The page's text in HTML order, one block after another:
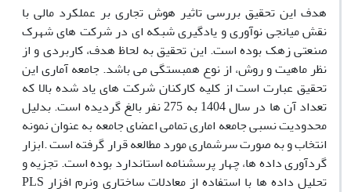
هدف این تحقیق بررسی تاثیر هوش تجاری بر عملکرد مالی با
نقش میانجی نوآوری و یادگیری شبکه ای در شرکت های شهرک
صنعتی زهک بوده است. این تحقیق به لحاظ هدف، کاربردی و از
نظر ماهیت و روش، از نوع همبستگی می باشد. جامعه آماری این
تحقیق عبارت است از کلیه کارکنان شرکت های یاد شده بالا که
تعداد آن ها در سال 1404 به 275 نفر بالغ گردیده است. بدلیل
محدودیت نسبی جامعه اماری تمامی اعضای جامعه به عنوان نمونه
انتخاب و به صورت سرشماری مورد مطالعه قرار گرفته است .ابزار
گردآوری داده ها، چهار پرسشنامه استاندارد بوده است. تجزیه و
تحلیل داده ها با استفاده از معادلات ساختاری ونرم افزار PLS